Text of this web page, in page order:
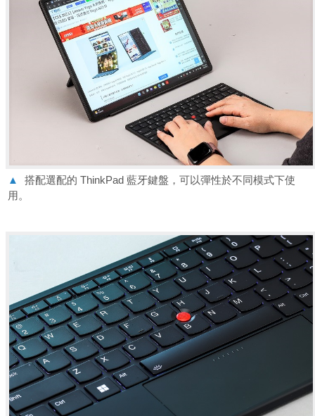
▲
搭配選配的 ThinkPad 藍牙鍵盤，可以彈性於不同模式下使
用。